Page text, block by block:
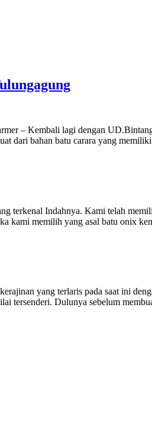
– Kembali lagi dengan
dari bahan batu carara yang
terkenal Indahnya. Kami telah
kami memilih yang asal batu onix
yang terlaris pada saat ini
tersenderi. Dulunya sebelum